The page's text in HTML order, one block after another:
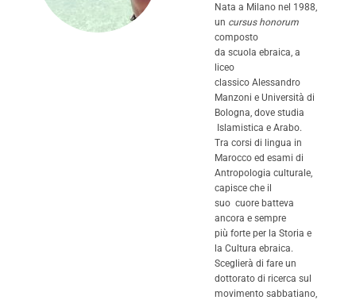
Nata a Milano nel 1988,
un cursus honorum
composto
da scuola ebraica, a
liceo
classico Alessandro
Manzoni e Università di
Bologna, dove studia
Islamistica e Arabo.
Tra corsi di lingua in
Marocco ed esami di
Antropologia culturale,
capisce che il
suo cuore batteva
ancora e sempre
più forte per la Storia e
la Cultura ebraica.
Sceglierà di fare un
dottorato di ricerca sul
movimento sabbatiano,